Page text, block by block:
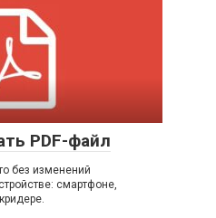
PDF-файл
без изменений
смартфоне,